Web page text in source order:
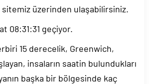
sitemiz üzerinden ulaşabilirsiniz.
08:31:31 geçiyor.
15 derecelik, Greenwich,
insaların saatin bulundukları
başka bir bölgesinde kaç